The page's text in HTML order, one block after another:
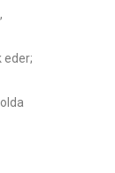
eder;